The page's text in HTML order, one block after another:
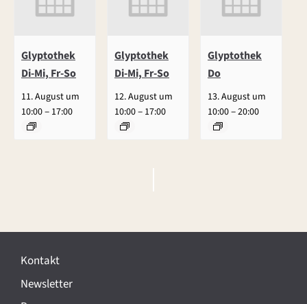
Glyptothek
Di-Mi, Fr-So
11. August um
10:00– 17:00
Glyptothek
Di-Mi, Fr-So
12. August um
10:00– 17:00
Glyptothek
Do
13. August um
10:00–20:00
e
a
n
Kontakt
Newsletter